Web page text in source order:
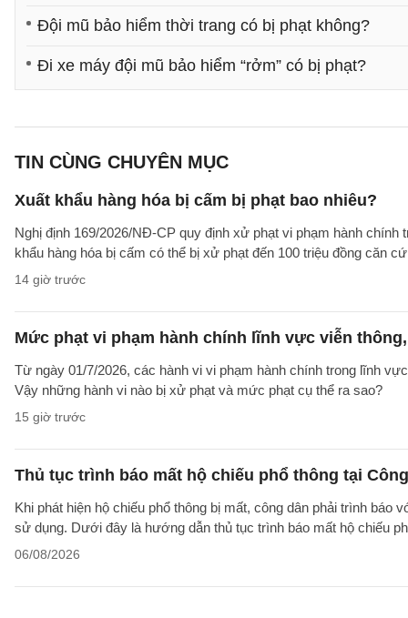
Đội mũ bảo hiểm thời trang có bị phạt không?
Đi xe máy đội mũ bảo hiểm “rởm” có bị phạt?
TIN CÙNG CHUYÊN MỤC
Xuất khẩu hàng hóa bị cấm bị phạt bao nhiêu?
Nghị định 169/2026/NĐ-CP quy định xử phạt vi phạm hành
khẩu hàng hóa bị cấm có thể bị xử phạt đến 100 triệu đồng căn
14 giờ trước
Mức phạt vi phạm hành chính lĩnh vực viễn
Từ ngày 01/7/2026, các hành vi vi phạm hành chính trong lĩnh
Vậy những hành vi nào bị xử phạt và mức phạt cụ thể ra sao?
15 giờ trước
Thủ tục trình báo mất hộ chiếu phổ thông tại
Khi phát hiện hộ chiếu phổ thông bị mất, công dân phải trình
sử dụng. Dưới đây là hướng dẫn thủ tục trình báo mất hộ chiếu
06/08/2026